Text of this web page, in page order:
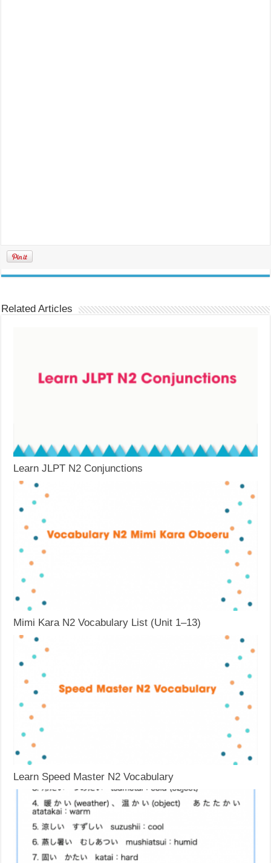
Related Articles
Learn JLPT N2 Conjunctions
Mimi Kara N2 Vocabulary List (Unit 1–13)
Learn Speed Master N2 Vocabulary